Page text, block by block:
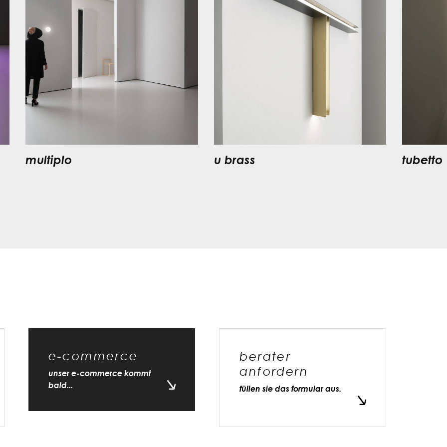
multiplo u brass tubetto
e-commerce
unser e-commerce kommt
bald...
berater
anfordern
füllen sie das formular aus.